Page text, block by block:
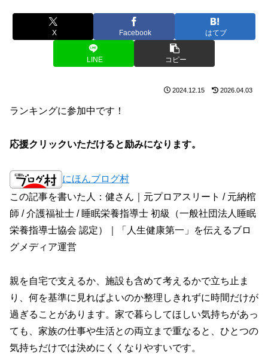
X Facebook はてブ
LINE コピー
2024.12.15 2026.04.03
ランキングに参加中です！
応援クリックいただけると励みになります。
にほんブログ村
この記事を書いた人：健さん｜元プロアスリート / 元納棺
師 / 介護福祉士 / 睡眠栄養指導士 初級（一般社団法人睡眠
栄養指導士協会 認定）｜「人生健康第一」を伝えるブロ
グメディア運営
親を自宅で支えるか、施設も含めて考えるかで立ち止ま
り、何を基準に見ればよいのか整理しきれずに時間だけが
過ぎることがあります。家で暮らしてほしい気持ちがあっ
ても、家族の仕事や生活との両立まで重なると、ひとつの
気持ちだけでは決めにくくなりやすいです。